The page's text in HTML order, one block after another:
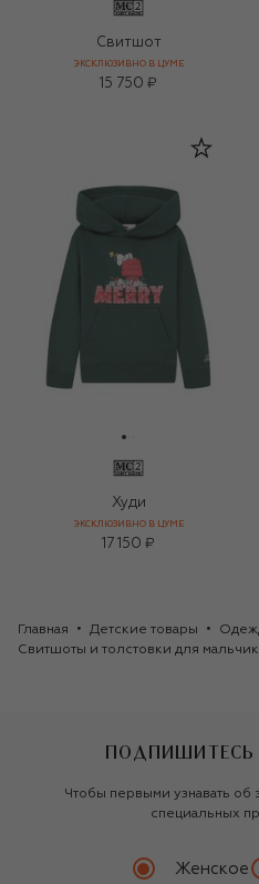
Свитшот
ЭКСКЛЮЗИВНО В ЦУМЕ
15 750 ₽
Худи
ЭКСКЛЮЗИВНО В ЦУМЕ
17 150 ₽
Главная Детские товары
Свитшоты и толстовки для
ПОДПИШИТЕСЬ
Чтобы первыми узнавать об
специальных
Женское